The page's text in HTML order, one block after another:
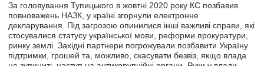
За головування Тупицького в жовтні 2020 року КС позбавив
повноважень НАЗК, у країні згорнули електронне
декларування. Під загрозою опинилися інші важливі справи, які
стосувалися статусу української мови, реформи прокуратури,
ринку землі. Західні партнери погрожували позбавити Україну
підтримки, грошей та, можливо, скасувати безвіз, якщо влада